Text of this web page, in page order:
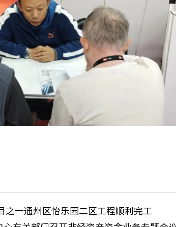
之一通州区怡乐园二区工程顺利完工